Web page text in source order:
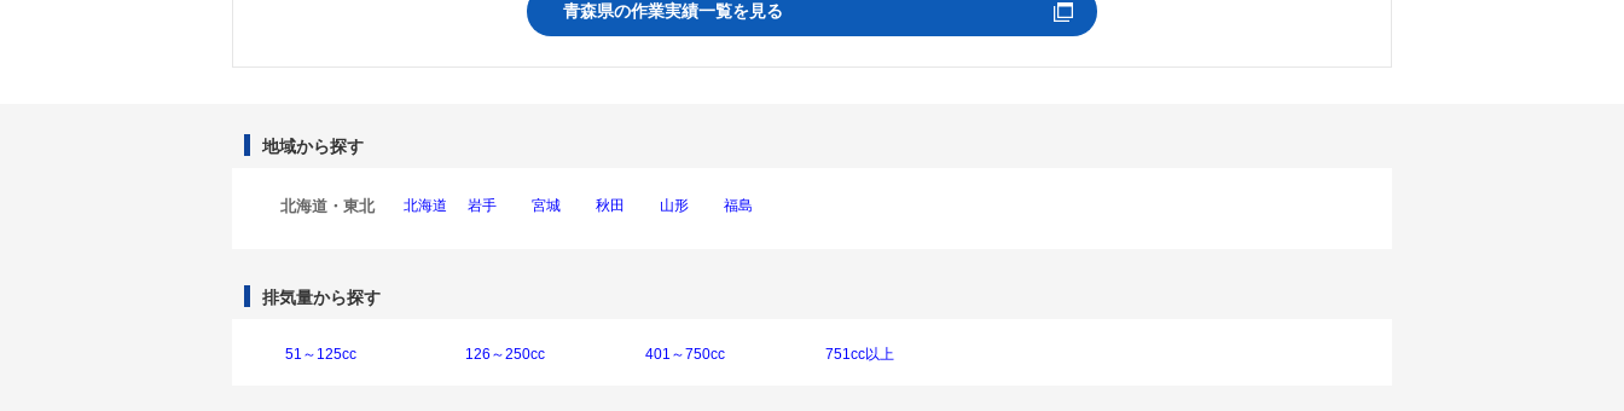
青森県の作業実績一覧を見る
地域から探す
北海道・東北 北海道 岩手 宮城 秋田 山形 福島
排気量から探す
51～125cc 126～250cc 401～750cc 751cc以上